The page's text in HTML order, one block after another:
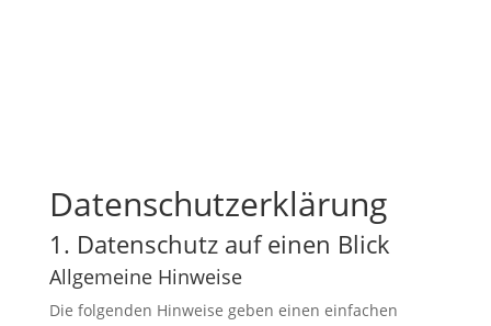
Datenschutzerklärung
1. Datenschutz auf einen Blick
Allgemeine Hinweise
Die folgenden Hinweise geben einen einfachen